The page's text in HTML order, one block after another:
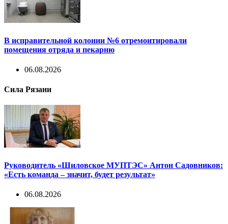
В исправительной колонии №6 отремонтировали
помещения отряда и пекарню
06.08.2026
Сила Рязани
Руководитель «Шиловское МУПТЭС» Антон Садовников:
«Есть команда – значит, будет результат»
06.08.2026